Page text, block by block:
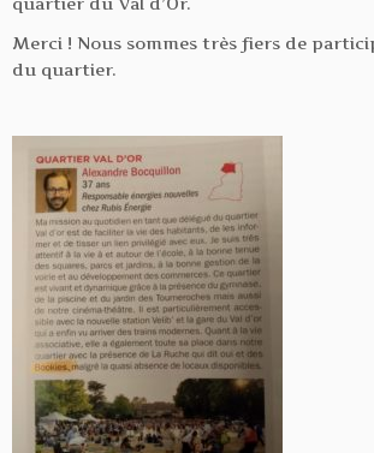
Merci ! Nous sommes très fiers de
du quartier.